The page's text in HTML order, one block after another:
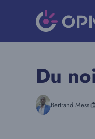
Du
Bertrand Messi